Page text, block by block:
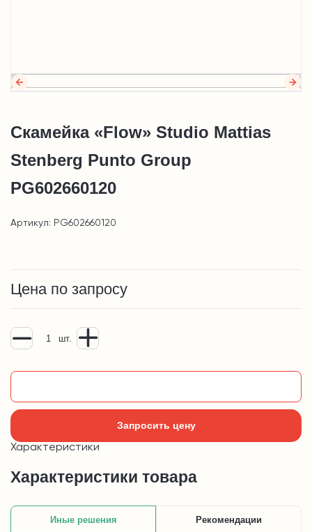
Скамейка «Flow» Studio Mattias
Stenberg Punto Group
PG602660120
Артикул: PG602660120
Цена по запросу
шт.
Запросить цену
Характеристики
Характеристики товара
Иные решения Рекомендации